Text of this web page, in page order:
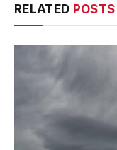
RELATED POSTS